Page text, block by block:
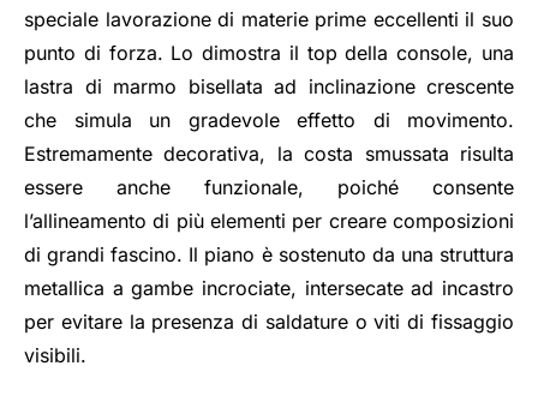
speciale lavorazione di materie prime eccellenti il suo
punto di forza. Lo dimostra il top della console, una
lastra di marmo bisellata ad inclinazione crescente
che simula un gradevole effetto di movimento.
Estremamente decorativa, la costa smussata risulta
essere anche funzionale, poiché consente
l’allineamento di più elementi per creare composizioni
di grandi fascino. Il piano è sostenuto da una struttura
metallica a gambe incrociate, intersecate ad incastro
per evitare la presenza di saldature o viti di fissaggio
visibili.